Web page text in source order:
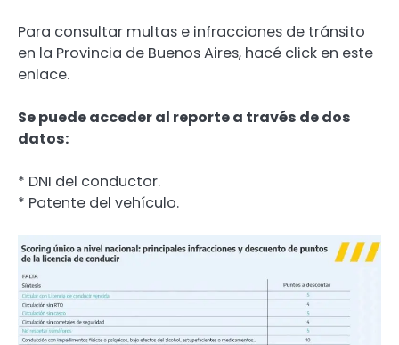
Para consultar multas e infracciones de tránsito
en la Provincia de Buenos Aires, hacé click en este
enlace.
Se puede acceder al reporte a través de dos
datos:
* DNI del conductor.
* Patente del vehículo.